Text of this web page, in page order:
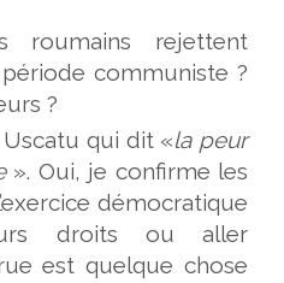
roumains rejettent
communiste ?
?
qui dit «la peur
». Oui, je confirme les
démocratique
droits ou aller
est quelque chose